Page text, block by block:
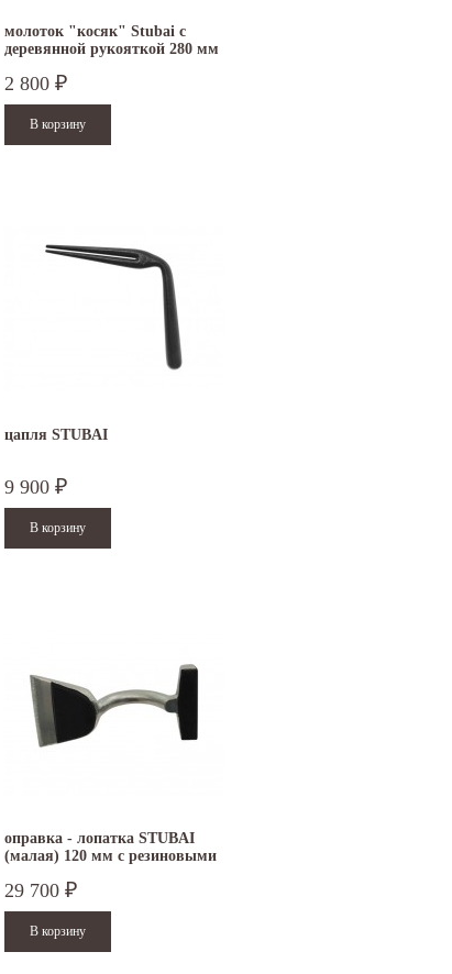
Приглашаем посетить наш стенд на 30-й
Международной промышленной выставке
"Металл-Экспо'2024", которая пройдет с
молоток "косяк" Stubai с
деревянной рукояткой 280 мм
2 800 ₽
цапля STUBAI
9 900 ₽
оправка - лопатка STUBAI
(малая) 120 мм с резиновыми
29 700 ₽